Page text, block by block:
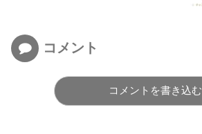
コメント
コメントを書き込む